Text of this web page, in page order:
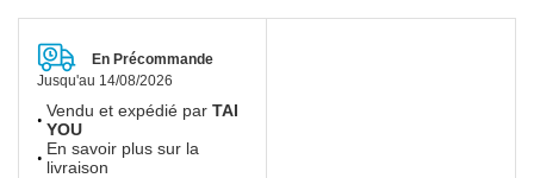
En Précommande
Jusqu'au 14/08/2026
Vendu et expédié par TAI
YOU
En savoir plus sur la
livraison